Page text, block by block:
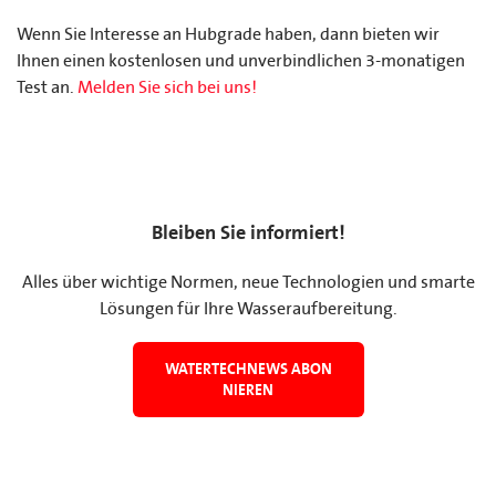
Wenn Sie Interesse an Hubgrade haben, dann bieten wir
Ihnen einen kostenlosen und unverbindlichen 3-monatigen
Test an.Melden Sie sich bei uns!
Bleiben Sie informiert!
Alles über wichtige Normen, neue Technologien und smarte
Lösungen für Ihre Wasseraufbereitung.
WATERTECHNEWS ABON
NIEREN